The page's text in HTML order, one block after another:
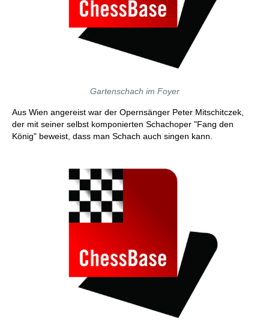
Gartenschach im Foyer
Aus Wien angereist war der Opernsänger Peter Mitschitczek,
der mit seiner selbst komponierten Schachoper "Fang den
König" beweist, dass man Schach auch singen kann.